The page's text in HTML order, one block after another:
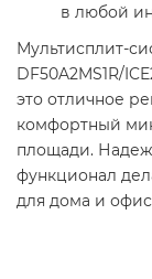
в любой
Мультисплит-
DF50A2MS1R/
это отличное
комфортный
площади.
функционал
для дома и